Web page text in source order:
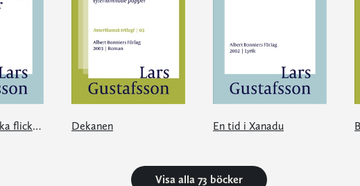
Den amerikanska flickans söndagar Dekanen En tid i Xanadu
Visa alla 73 böcker